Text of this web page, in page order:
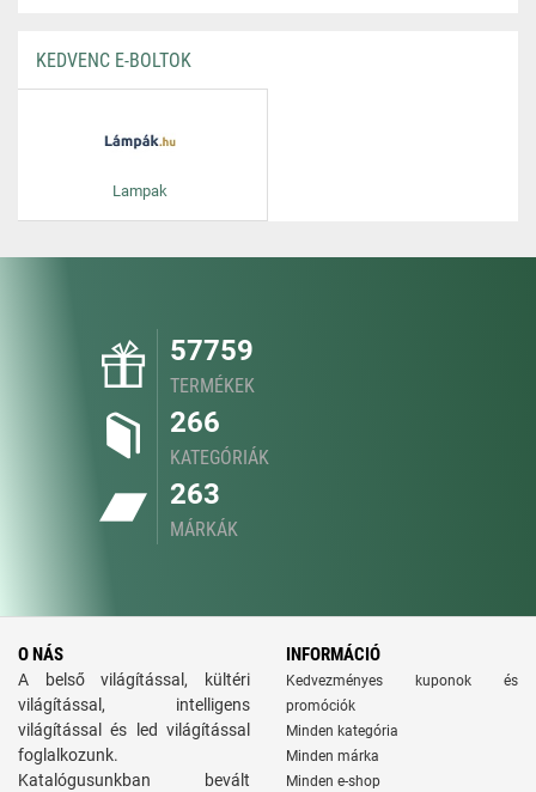
KEDVENC E-BOLTOK
Lampak
57759
TERMÉKEK
266
KATEGÓRIÁK
263
MÁRKÁK
O NÁS
A belső világítással, kültéri
világítással, intelligens
világítással és led világítással
foglalkozunk.
Katalógusunkban bevált
INFORMÁCIÓ
Kedvezményes kuponok és
promóciók
Minden kategória
Minden márka
Minden e-shop